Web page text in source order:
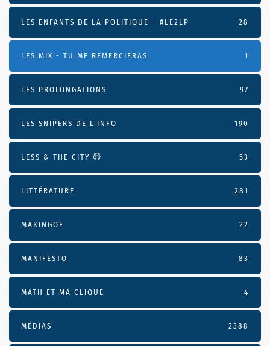
LES ENFANTS DE LA POLITIQUE – #LE2LP 28
LES MIX - TU ME REMERCIERAS 1
LES PROLONGATIONS 97
LES SNIPERS DE L’INFO 190
LESS & THE CITY 😈 53
LITTÉRATURE 281
MAKINGOF 22
MANIFESTO 83
MATH ET MA CLIQUE 4
MÉDIAS 2388